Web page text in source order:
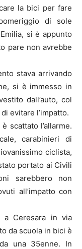
la bici per fare
di sole
si è appunto
pare non avrebbe
stava arrivando
si è immesso in
dall’auto, col
evitare l’impatto.
scattato l’allarme.
carabinieri di
ciclista,
portato ai Civili
sarebbero non
all’impatto con
a Ceresara in via
da scuola in bici è
una 35enne. In